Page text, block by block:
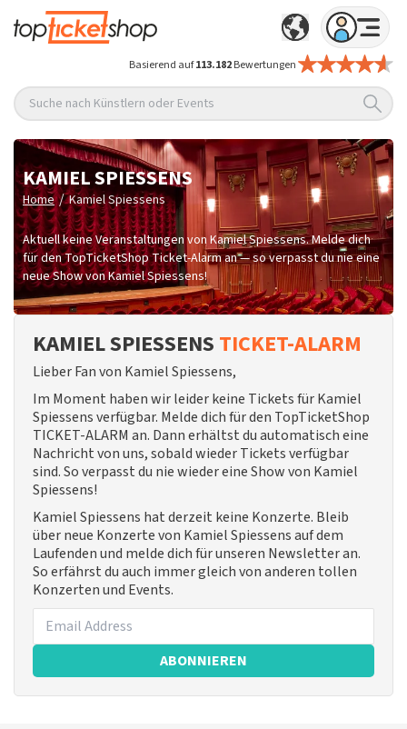
Basierend auf113.182Bewertungen
Suche nach Künstlern oder Events
KAMIEL SPIESSENS
Home / Kamiel Spiessens
Aktuell keine Veranstaltungen von Kamiel Spiessens. Melde dich
für den TopTicketShop Ticket-Alarm an — so verpasst du nie eine
neue Show von Kamiel Spiessens!
KAMIEL SPIESSENS TICKET-ALARM
Lieber Fan von Kamiel Spiessens,
Im Moment haben wir leider keine Tickets für Kamiel
Spiessens verfügbar. Melde dich für den TopTicketShop
TICKET-ALARM an. Dann erhältst du automatisch eine
Nachricht von uns, sobald wieder Tickets verfügbar
sind. So verpasst du nie wieder eine Show von Kamiel
Spiessens!
Kamiel Spiessens hat derzeit keine Konzerte. Bleib
über neue Konzerte von Kamiel Spiessens auf dem
Laufenden und melde dich für unseren Newsletter an.
So erfährst du auch immer gleich von anderen tollen
Konzerten und Events.
ABONNIEREN